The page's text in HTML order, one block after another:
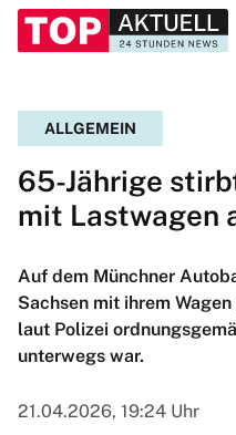
ALLGEMEIN
65-Jährige
mit Lastwagen
Auf dem Münchner
Sachsen mit ihrem
laut Polizei
unterwegs war.
21.04.2026, 19:24 Uhr